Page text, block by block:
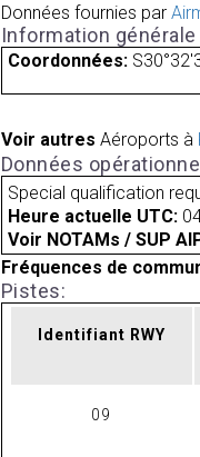
Données fournies par
Information générale
Coordonnées:
Voir autres Aéroports à
Données
Special qualification
Heure actuelle UTC:
Voir NOTAMs / SUP
Fréquences de
Pistes:
Identifiant RWY
09